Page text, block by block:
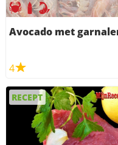
Avocado met
4
RECEPT